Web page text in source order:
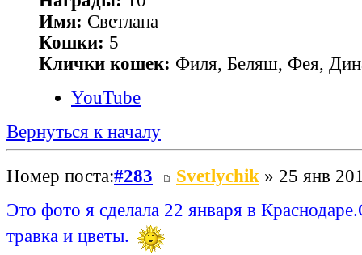
Имя: Светлана
Кошки: 5
Клички кошек: Филя, Беляш, Фея,
YouTube
Вернуться к началу
Номер поста:#283 Svetlychik » 25 янв
Это фото я сделала 22 января в
травка и цветы.